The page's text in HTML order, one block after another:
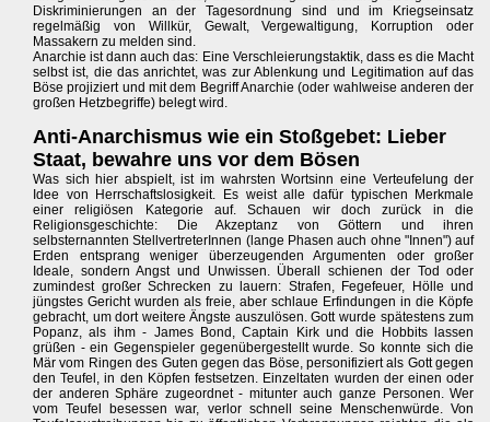
Diskriminierungen an der Tagesordnung sind und im Kriegseinsatz
regelmäßig von Willkür, Gewalt, Vergewaltigung, Korruption oder
Massakern zu melden sind.
Anarchie ist dann auch das: Eine Verschleierungstaktik, dass es die Macht
selbst ist, die das anrichtet, was zur Ablenkung und Legitimation auf das
Böse projiziert und mit dem Begriff Anarchie (oder wahlweise anderen der
großen Hetzbegriffe) belegt wird.
Anti-Anarchismus wie ein Stoßgebet: Lieber
Staat, bewahre uns vor dem Bösen
Was sich hier abspielt, ist im wahrsten Wortsinn eine Verteufelung der
Idee von Herrschaftslosigkeit. Es weist alle dafür typischen Merkmale
einer religiösen Kategorie auf. Schauen wir doch zurück in die
Religionsgeschichte: Die Akzeptanz von Göttern und ihren
selbsternannten StellvertreterInnen (lange Phasen auch ohne "Innen") auf
Erden entsprang weniger überzeugenden Argumenten oder großer
Ideale, sondern Angst und Unwissen. Überall schienen der Tod oder
zumindest großer Schrecken zu lauern: Strafen, Fegefeuer, Hölle und
jüngstes Gericht wurden als freie, aber schlaue Erfindungen in die Köpfe
gebracht, um dort weitere Ängste auszulösen. Gott wurde spätestens zum
Popanz, als ihm - James Bond, Captain Kirk und die Hobbits lassen
grüßen - ein Gegenspieler gegenübergestellt wurde. So konnte sich die
Mär vom Ringen des Guten gegen das Böse, personifiziert als Gott gegen
den Teufel, in den Köpfen festsetzen. Einzeltaten wurden der einen oder
der anderen Sphäre zugeordnet - mitunter auch ganze Personen. Wer
vom Teufel besessen war, verlor schnell seine Menschenwürde. Von